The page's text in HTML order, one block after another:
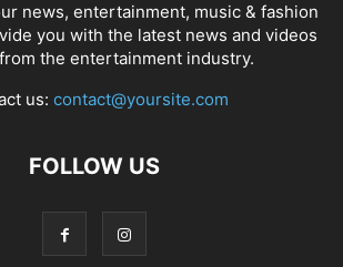
news, entertainment, music & fashion
you with the latest news and videos
the entertainment industry.
us: contact@yoursite.com
FOLLOW US